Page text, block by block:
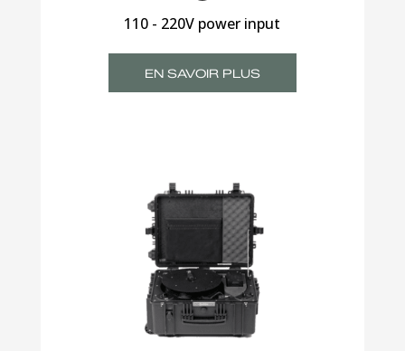
110 - 220V power input
EN SAVOIR PLUS